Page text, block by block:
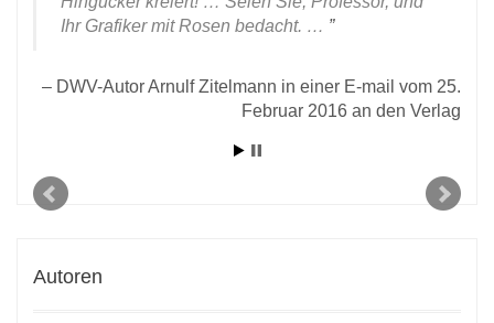
Ihr Grafiker mit Rosen bedacht. …
DWV-Autor Arnulf Zitelmann in einer E-mail vom 25.
Februar 2016 an den Verlag
Autoren